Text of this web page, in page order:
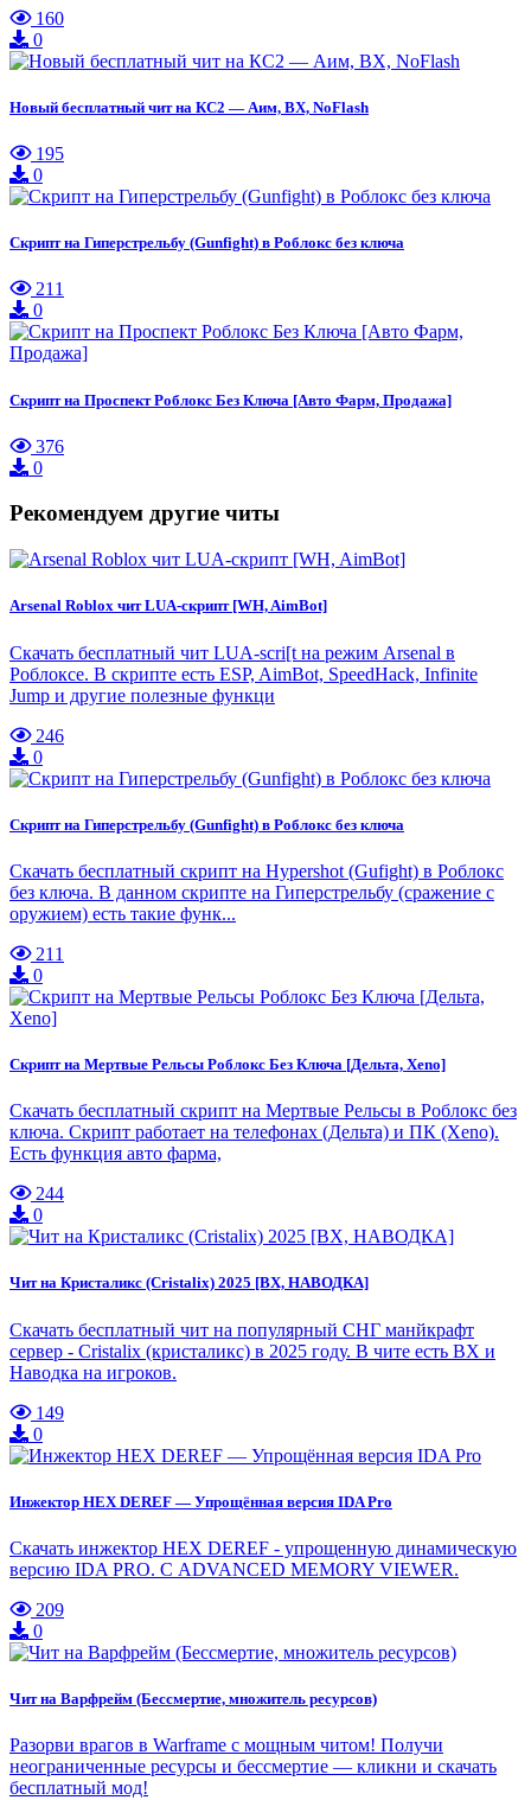
160
0
Новый бесплатный чит на КС2 — Аим, ВХ, NoFlash
195
0
Скрипт на Гиперстрельбу (Gunfight) в Роблокс без ключа
211
0
Скрипт на Проспект Роблокс Без Ключа [Авто Фарм, Продажа]
376
0
Рекомендуем другие читы
Arsenal Roblox чит LUA-скрипт [WH, AimBot]
Скачать бесплатный чит LUA-scri[t на режим Arsenal в
Роблоксе. В скрипте есть ESP, AimBot, SpeedHack, Infinite
Jump и другие полезные функци
246
0
Скрипт на Гиперстрельбу (Gunfight) в Роблокс без ключа
Скачать бесплатный скрипт на Hypershot (Gufight) в Роблокс
без ключа. В данном скрипте на Гиперстрельбу (сражение с
оружием) есть такие функ...
211
0
Скрипт на Мертвые Рельсы Роблокс Без Ключа [Дельта, Xeno]
Скачать бесплатный скрипт на Мертвые Рельсы в Роблокс без
ключа. Скрипт работает на телефонах (Дельта) и ПК (Xeno).
Есть функция авто фарма,
244
0
Чит на Кристаликс (Cristalix) 2025 [ВХ, НАВОДКА]
Скачать бесплатный чит на популярный СНГ манйкрафт
сервер - Cristalix (кристаликс) в 2025 году. В чите есть ВХ и
Наводка на игроков.
149
0
Инжектор HEX DEREF — Упрощённая версия IDA Pro
Скачать инжектор HEX DEREF - упрощенную динамическую
версию IDA PRO. С ADVANCED MEMORY VIEWER.
209
0
Чит на Варфрейм (Бессмертие, множитель ресурсов)
Разорви врагов в Warframe с мощным читом! Получи
неограниченные ресурсы и бессмертие — кликни и скачать
бесплатный мод!